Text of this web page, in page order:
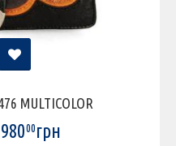
MULTICOLOR
98000грн